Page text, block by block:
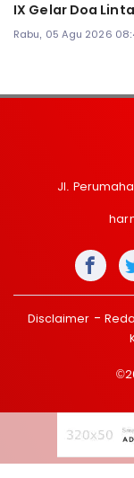
IX Gelar Doa
Rabu, 05 Agu 2026
Jl.
Disclaimer